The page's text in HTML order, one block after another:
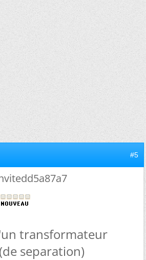
#5
transformateur
separation)